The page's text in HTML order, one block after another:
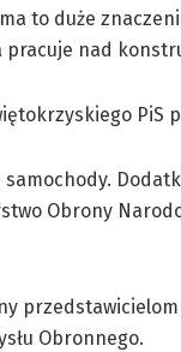
to duże
nad
PiS
samochody.
Obrony
Obronnego.